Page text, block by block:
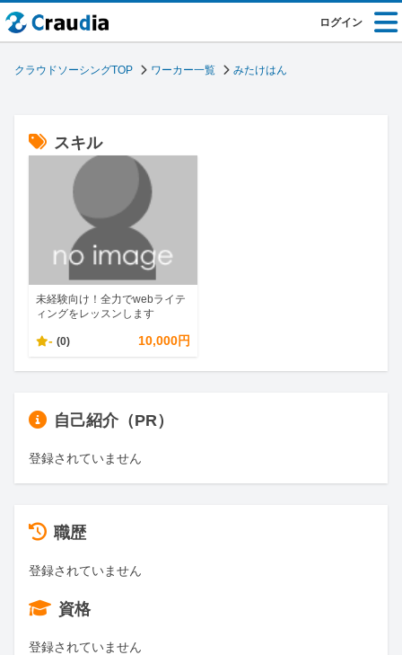
ログイン
クラウドソーシングTOP ワーカー一覧 みたけはん
スキル
未経験向け！全力でwebライテ
ィングをレッスンします
- (0) 10,000円
自己紹介（PR）
登録されていません
職歴
登録されていません
資格
登録されていません